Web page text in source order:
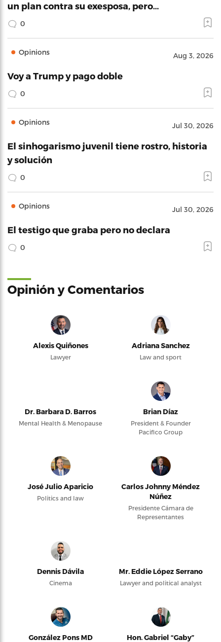
un plan contra su exesposa, pero…
0
Opinions Aug 3, 2026
Voy a Trump y pago doble
0
Opinions Jul 30, 2026
El sinhogarismo juvenil tiene rostro, historia
y solución
0
Opinions Jul 30, 2026
El testigo que graba pero no declara
0
Opinión y Comentarios
Alexis Quiñones
Lawyer
Adriana Sanchez
Law and sport
Dr. Barbara D. Barros
Mental Health & Menopause
Brian Díaz
President & Founder
Pacifico Group
José Julio Aparicio
Politics and law
Carlos Johnny Méndez
Núñez
Presidente Cámara de
Representantes
Dennis Dávila
Cinema
Mr. Eddie López Serrano
Lawyer and political analyst
González Pons MD
Hon. Gabriel “Gaby”